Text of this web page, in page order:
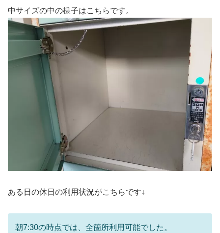
中サイズの中の様子はこちらです。
ある日の休日の利用状況がこちらです↓
朝7:30の時点では、全箇所利用可能でした。